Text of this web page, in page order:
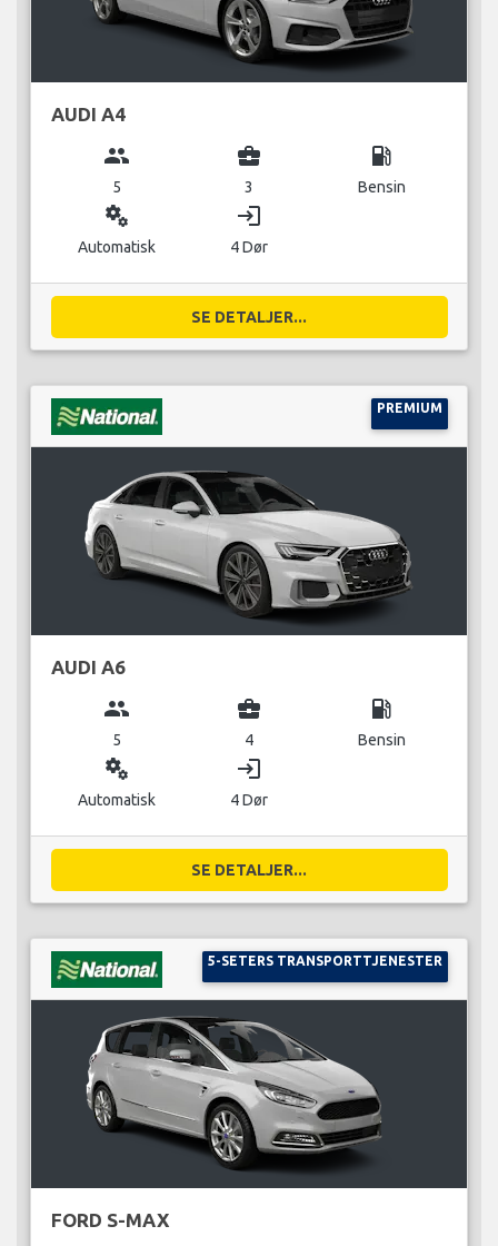
AUDI A4
group
5
business_center
3
local_gas_station
Bensin
miscellaneous_services
Automatisk
login
4 Dør
SE DETALJER...
PREMIUM
AUDI A6
group
5
business_center
4
local_gas_station
Bensin
miscellaneous_services
Automatisk
login
4 Dør
SE DETALJER...
5-SETERS TRANSPORTTJENESTER
FORD S-MAX